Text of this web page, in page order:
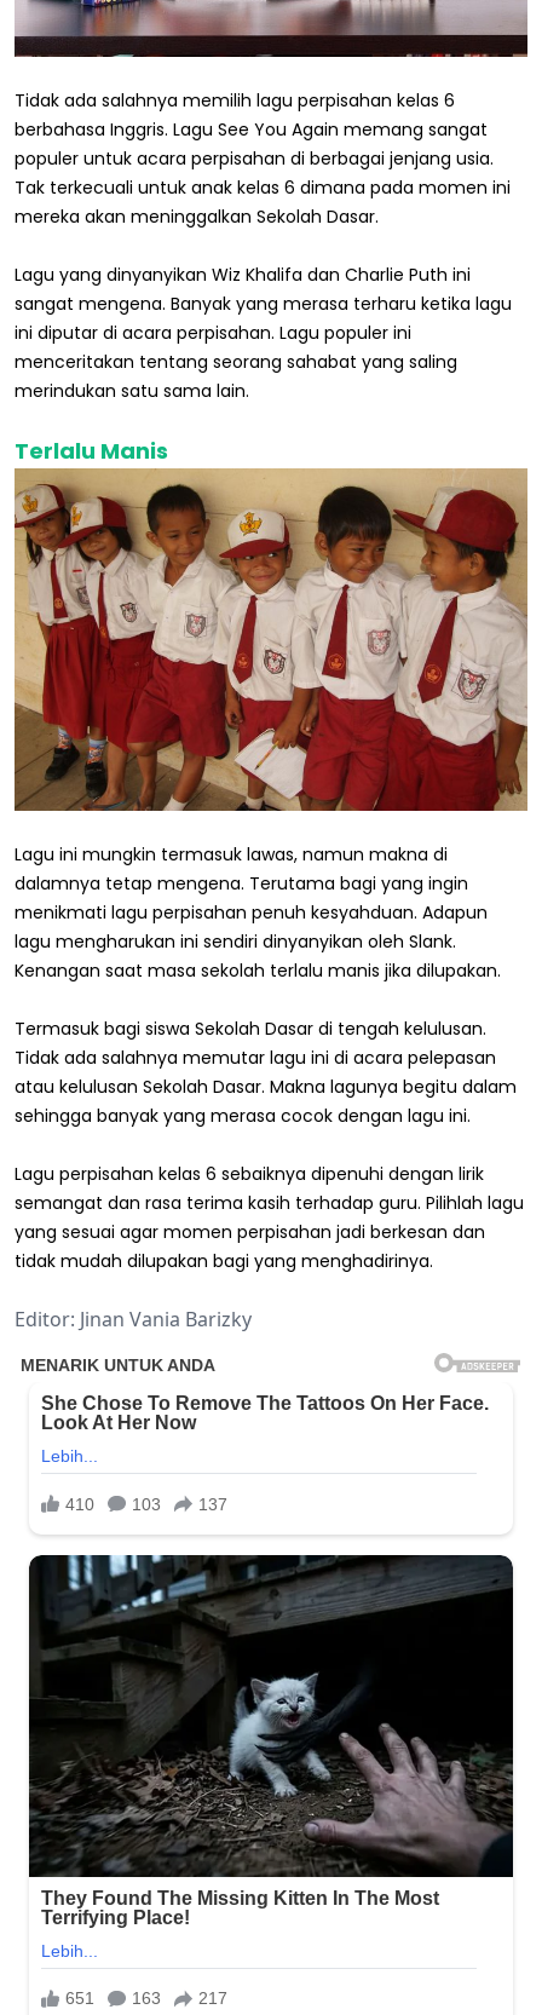
Tidak ada salahnya memilih lagu perpisahan kelas 6
berbahasa Inggris. Lagu See You Again memang sangat
populer untuk acara perpisahan di berbagai jenjang usia.
Tak terkecuali untuk anak kelas 6 dimana pada momen ini
mereka akan meninggalkan Sekolah Dasar.
Lagu yang dinyanyikan Wiz Khalifa dan Charlie Puth ini
sangat mengena. Banyak yang merasa terharu ketika lagu
ini diputar di acara perpisahan. Lagu populer ini
menceritakan tentang seorang sahabat yang saling
merindukan satu sama lain.
Terlalu Manis
Lagu ini mungkin termasuk lawas, namun makna di
dalamnya tetap mengena. Terutama bagi yang ingin
menikmati lagu perpisahan penuh kesyahduan. Adapun
lagu mengharukan ini sendiri dinyanyikan oleh Slank.
Kenangan saat masa sekolah terlalu manis jika dilupakan.
Termasuk bagi siswa Sekolah Dasar di tengah kelulusan.
Tidak ada salahnya memutar lagu ini di acara pelepasan
atau kelulusan Sekolah Dasar. Makna lagunya begitu dalam
sehingga banyak yang merasa cocok dengan lagu ini.
Lagu perpisahan kelas 6 sebaiknya dipenuhi dengan lirik
semangat dan rasa terima kasih terhadap guru. Pilihlah lagu
yang sesuai agar momen perpisahan jadi berkesan dan
tidak mudah dilupakan bagi yang menghadirinya.
Editor: Jinan Vania Barizky